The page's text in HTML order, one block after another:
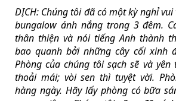
DỊCH: Chúng tôi đã có một kỳ nghỉ
bungalow ánh nắng trong 3 đêm.
thân thiện và nói tiếng Anh thành
bao quanh bởi những cây cối xinh
Phòng của chúng tôi sạch sẽ và
thoải mái; vòi sen thì tuyệt vời.
hàng ngày. Hãy lấy phòng có bữa